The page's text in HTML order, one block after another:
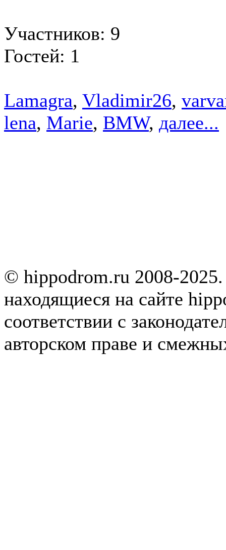
Участников: 9
Гостей: 1
Lamagra, Vladimir26,
lena, Marie, BMW, далее...
© hippodrom.ru 2008-
находящиеся на сайте
соответствии с
авторском праве и